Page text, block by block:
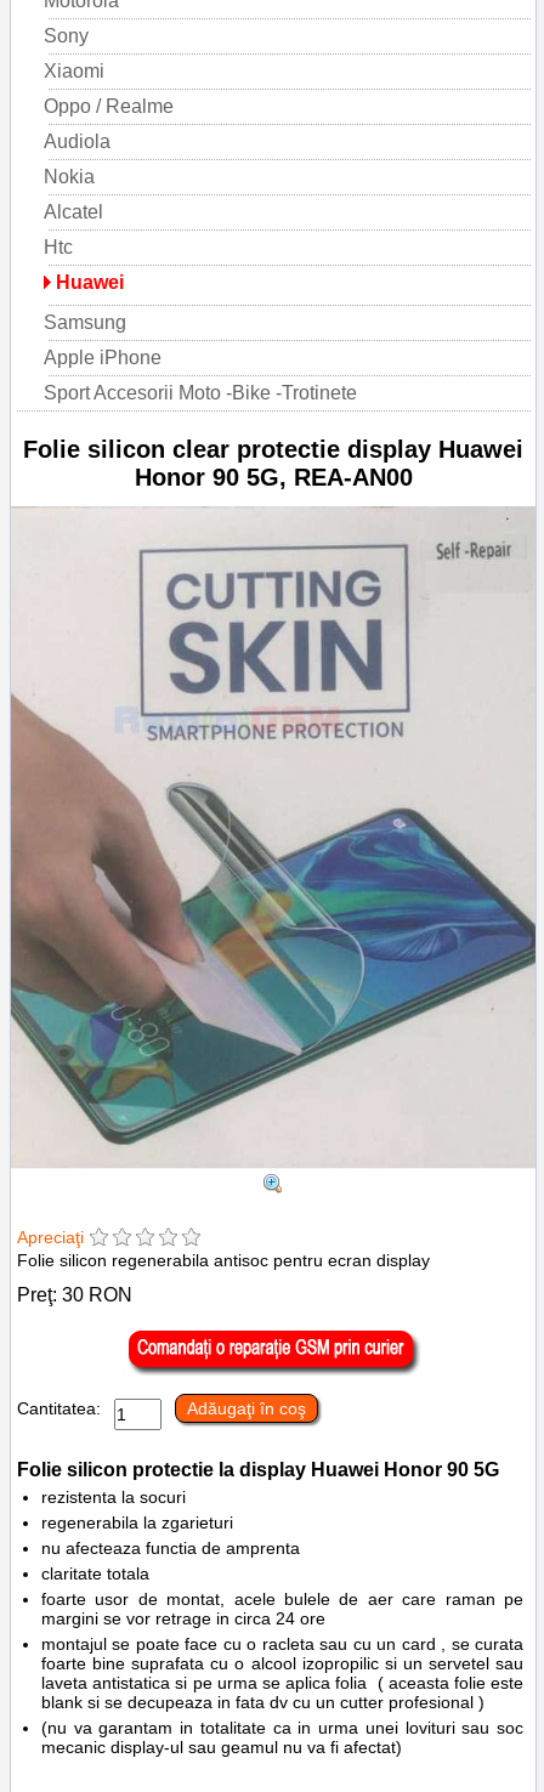
Sony
Xiaomi
Oppo / Realme
Audiola
Nokia
Alcatel
Htc
Huawei
Samsung
Apple iPhone
Sport Accesorii Moto -Bike -Trotinete
Folie silicon clear protectie display Huawei
Honor 90 5G, REA-AN00
Apreciaţi
Folie silicon regenerabila antisoc pentru ecran display
Preţ: 30 RON
Cantitatea: Adăugaţi în coş
Folie silicon protectie la display Huawei Honor 90 5G
rezistenta la socuri
regenerabila la zgarieturi
nu afecteaza functia de amprenta
claritate totala
foarte usor de montat, acele bulele de aer care raman pe
margini se vor retrage in circa 24 ore
montajul se poate face cu o racleta sau cu un card , se curata
foarte bine suprafata cu o alcool izopropilic si un servetel sau
laveta antistatica si pe urma se aplica folia ( aceasta folie este
blank si se decupeaza in fata dv cu un cutter profesional )
(nu va garantam in totalitate ca in urma unei lovituri sau soc
mecanic display-ul sau geamul nu va fi afectat)